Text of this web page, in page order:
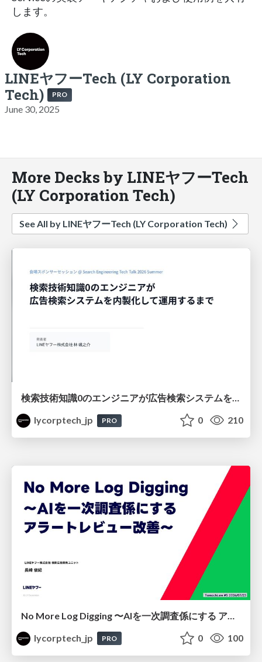
します。
LINEヤフーTech (LY Corporation
Tech)
PRO
June 30, 2025
More Decks by LINEヤフーTech
(LY Corporation Tech)
See All by LINEヤフーTech (LY Corporation Tech)
検索技術知識0のエンジニアが広告検索システムを内製化して運用するまで
lycorptech_jp
PRO 0 210
lycorptech_jp
PRO 0 100